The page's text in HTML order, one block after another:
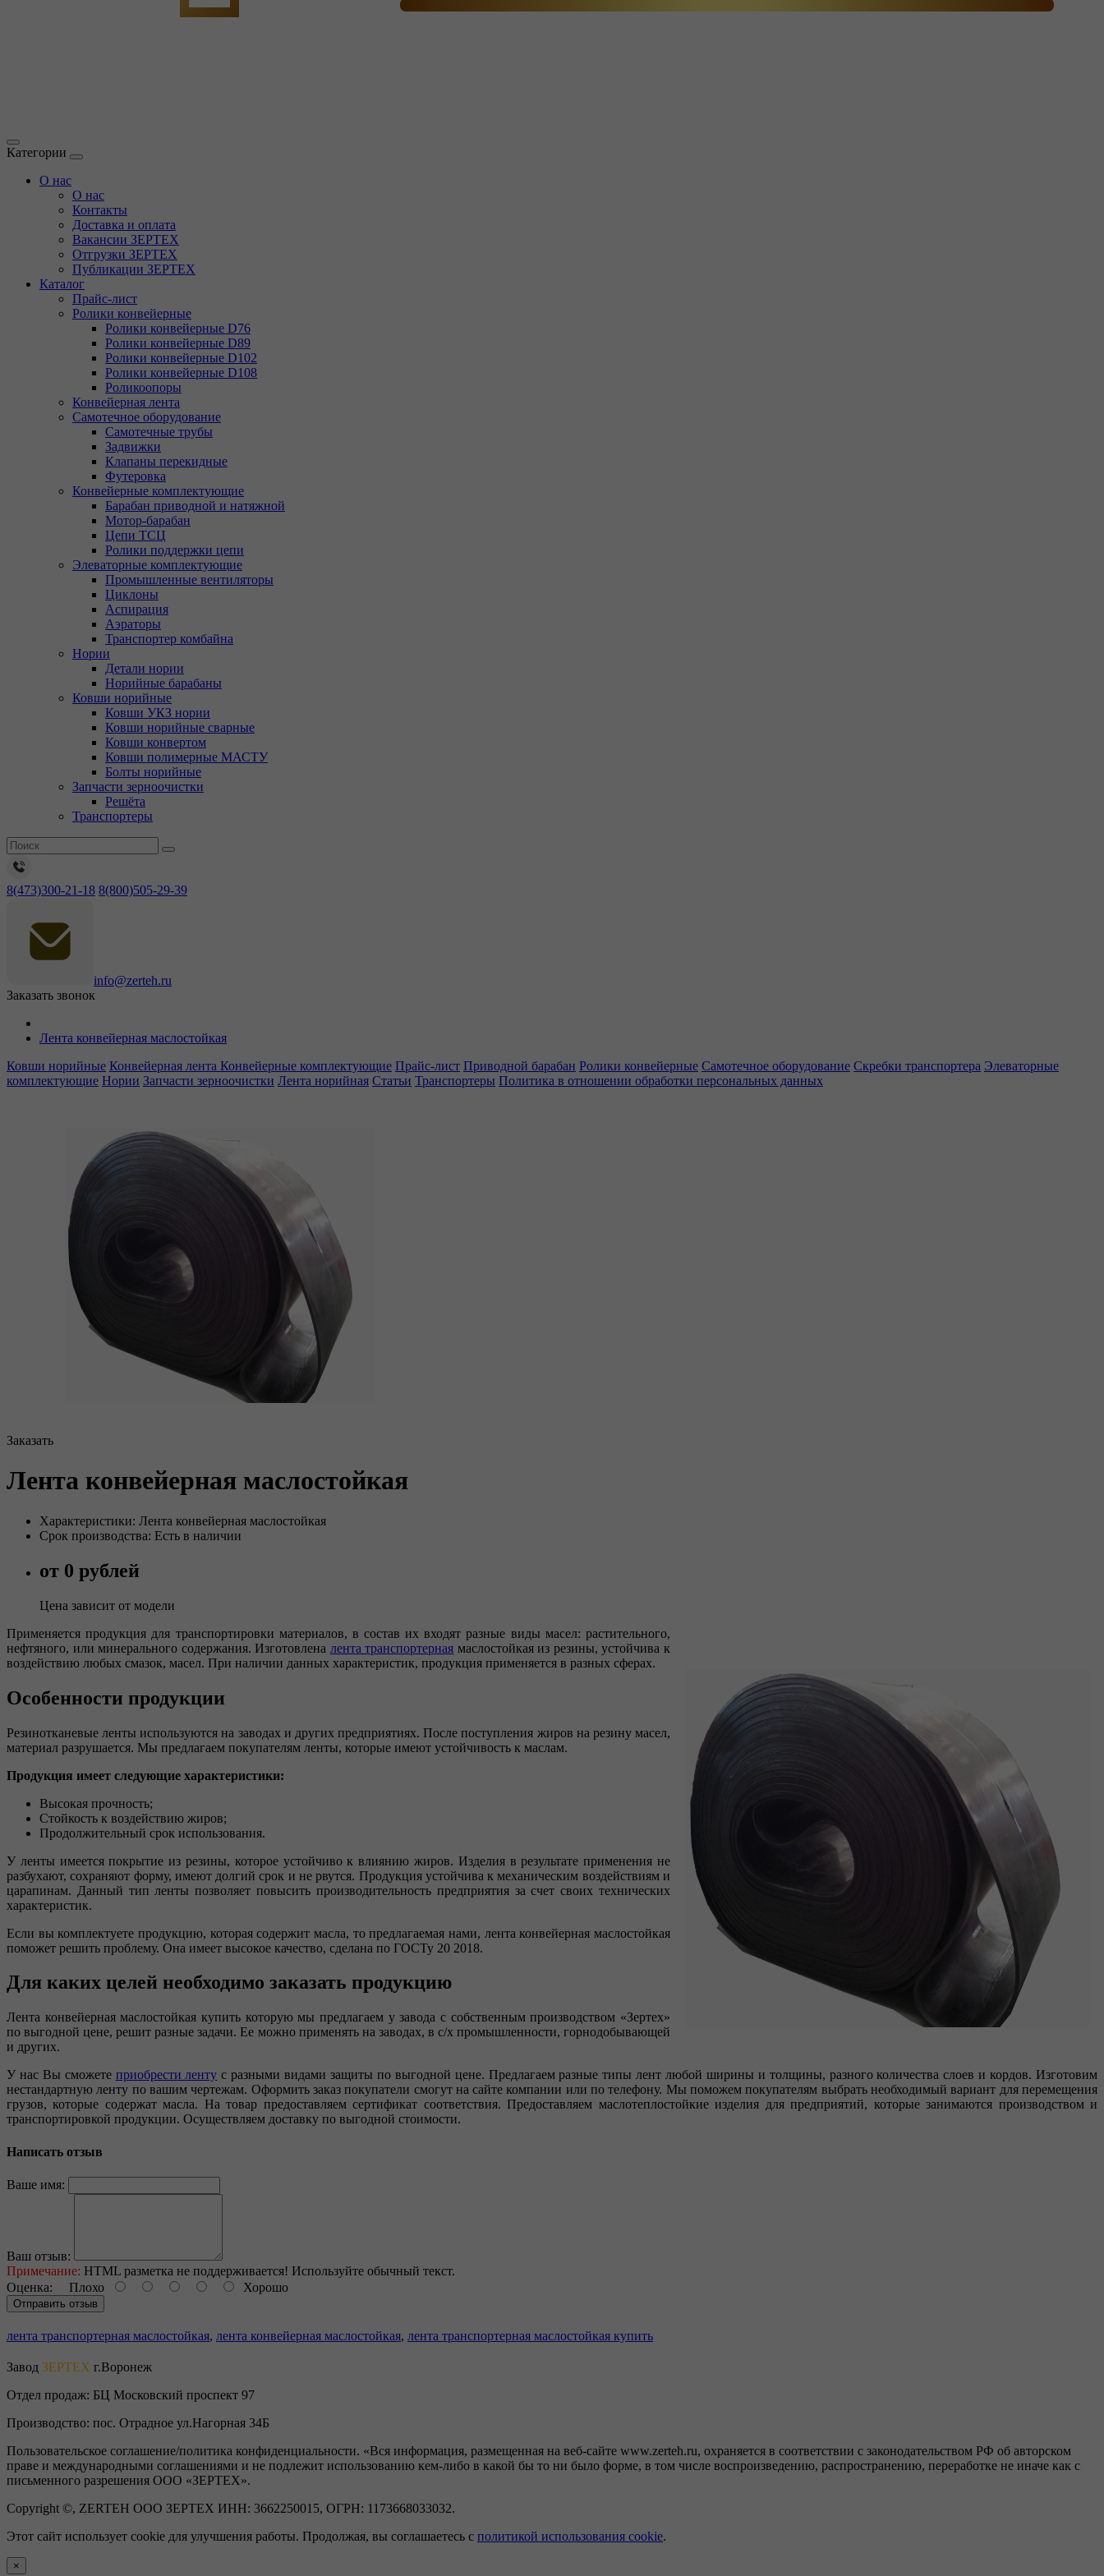
Категории
О нас
О нас
Контакты
Доставка и оплата
Вакансии ЗЕРТЕХ
Отгрузки ЗЕРТЕХ
Публикации ЗЕРТЕХ
Каталог
Прайс-лист
Ролики конвейерные
Ролики конвейерные D76
Ролики конвейерные D89
Ролики конвейерные D102
Ролики конвейерные D108
Роликоопоры
Конвейерная лента
Самотечное оборудование
Самотечные трубы
Задвижки
Клапаны перекидные
Футеровка
Конвейерные комплектующие
Барабан приводной и натяжной
Мотор-барабан
Цепи ТСЦ
Ролики поддержки цепи
Элеваторные комплектующие
Промышленные вентиляторы
Циклоны
Аспирация
Аэраторы
Транспортер комбайна
Нории
Детали нории
Норийные барабаны
Ковши норийные
Ковши УКЗ нории
Ковши норийные сварные
Ковши конвертом
Ковши полимерные МАСТУ
Болты норийные
Запчасти зерноочистки
Решёта
Транспортеры
8(473)300-21-18 8(800)505-29-39
info@zerteh.ru
Заказать звонок
Лента конвейерная маслостойкая
Ковши норийные Конвейерная лента Конвейерные комплектующие Прайс-лист Приводной барабан Ролики конвейерные Самотечное оборудование Скребки транспортера Элеваторные
комплектующие Нории Запчасти зерноочистки Лента норийная Статьи Транспортеры Политика в отношении обработки персональных данных
Заказать
Лента конвейерная маслостойкая
Характеристики: Лента конвейерная маслостойкая
Срок производства: Есть в наличии
от 0 рублей
Цена зависит от модели
Применяется продукция для транспортировки материалов, в состав их входят разные виды масел: растительного,
нефтяного, или минерального содержания. Изготовлена лента транспортерная маслостойкая из резины, устойчива к
воздействию любых смазок, масел. При наличии данных характеристик, продукция применяется в разных сферах.
Особенности продукции
Резинотканевые ленты используются на заводах и других предприятиях. После поступления жиров на резину масел,
материал разрушается. Мы предлагаем покупателям ленты, которые имеют устойчивость к маслам.
Продукция имеет следующие характеристики:
Высокая прочность;
Стойкость к воздействию жиров;
Продолжительный срок использования.
У ленты имеется покрытие из резины, которое устойчиво к влиянию жиров. Изделия в результате применения не
разбухают, сохраняют форму, имеют долгий срок и не рвутся. Продукция устойчива к механическим воздействиям и
царапинам. Данный тип ленты позволяет повысить производительность предприятия за счет своих технических
характеристик.
Если вы комплектуете продукцию, которая содержит масла, то предлагаемая нами, лента конвейерная маслостойкая
поможет решить проблему. Она имеет высокое качество, сделана по ГОСТу 20 2018.
Для каких целей необходимо заказать продукцию
Лента конвейерная маслостойкая купить которую мы предлагаем у завода с собственным производством «Зертех»
по выгодной цене, решит разные задачи. Ее можно применять на заводах, в с/х промышленности, горнодобывающей
и других.
У нас Вы сможете приобрести ленту с разными видами защиты по выгодной цене. Предлагаем разные типы лент любой ширины и толщины, разного количества слоев и кордов. Изготовим
нестандартную ленту по вашим чертежам. Оформить заказ покупатели смогут на сайте компании или по телефону. Мы поможем покупателям выбрать необходимый вариант для перемещения
грузов, которые содержат масла. На товар предоставляем сертификат соответствия. Предоставляем маслотеплостойкие изделия для предприятий, которые занимаются производством и
транспортировкой продукции. Осуществляем доставку по выгодной стоимости.
Написать отзыв
Ваше имя:
Ваш отзыв:
Примечание: HTML разметка не поддерживается! Используйте обычный текст.
Оценка: Плохо Хорошо
Отправить отзыв
лента транспортерная маслостойкая, лента конвейерная маслостойкая, лента транспортерная маслостойкая купить
Завод ЗЕРТЕХ г.Воронеж
Отдел продаж: БЦ Московский проспект 97
Производство: пос. Отрадное ул.Нагорная 34Б
Пользовательское соглашение/политика конфиденциальности. «Вся информация, размещенная на веб-сайте www.zerteh.ru, охраняется в соответствии с законодательством РФ об авторском
праве и международными соглашениями и не подлежит использованию кем-либо в какой бы то ни было форме, в том числе воспроизведению, распространению, переработке не иначе как с
письменного разрешения ООО «ЗЕРТЕХ».
Copyright ©, ZERTEH ООО ЗЕРТЕХ ИНН: 3662250015, ОГРН: 1173668033032.
Этот сайт использует cookie для улучшения работы. Продолжая, вы соглашаетесь с политикой использования cookie.
×